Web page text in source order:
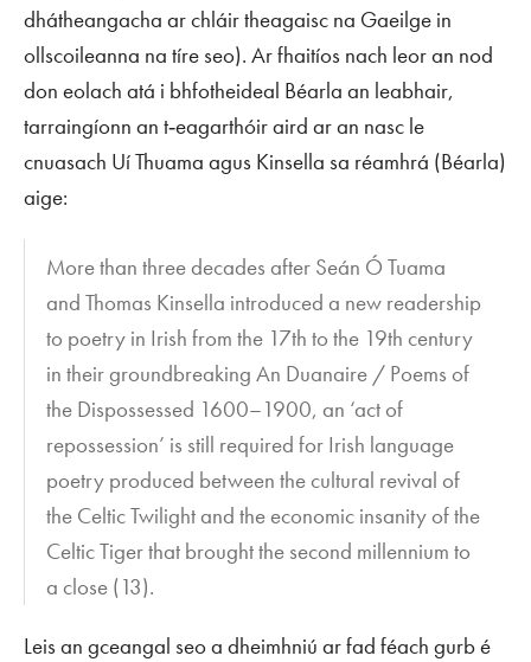
dhátheangacha ar chláir theagaisc na Gaeilge in
ollscoileanna na tíre seo). Ar fhaitíos nach leor an nod
don eolach atá i bhfotheideal Béarla an leabhair,
tarraingíonn an t‑eagarthóir aird ar an nasc le
cnuasach Uí Thuama agus Kinsella sa réamhrá (Béarla)
aige:
More than three decades after Seán Ó Tuama
and Thomas Kinsella introduced a new readership
to poetry in Irish from the 17th to the 19th century
in their groundbreakingAn Duanaire / Poems of
the Dispossessed 1600–1900, an ‘act of
repossession’ is still required for Irish language
poetry produced between the cultural revival of
the Celtic Twilight and the economic insanity of the
Celtic Tiger that brought the second millennium to
a close (13).
Leis an gceangal seo a dheimhniú ar fad féach gurb é